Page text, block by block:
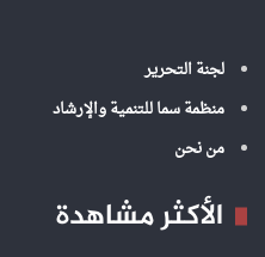
لجنة التحرير
منظمة سما للتنمية والإرشاد
من نحن
الأكثر مشاهدة